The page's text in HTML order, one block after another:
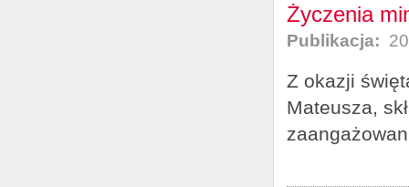
Życzenia
Publikacja:
Z okazji
Mateusza,